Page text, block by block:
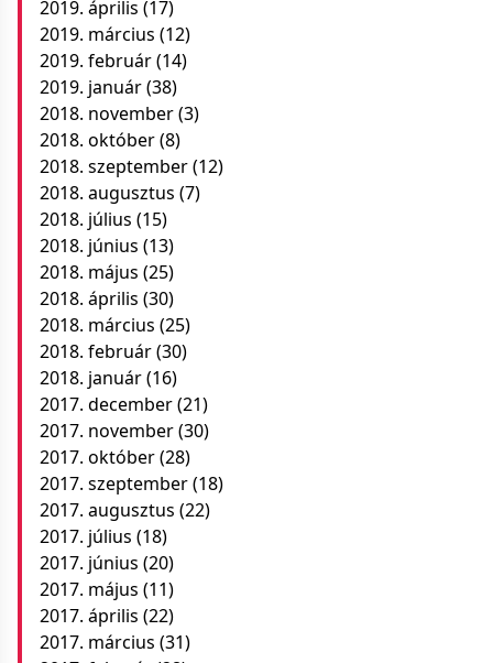
2019. április (17)
2019. március (12)
2019. február(14)
2019. január(38)
2018. november(3)
2018. október(8)
2018. szeptember(12)
2018. augusztus (7)
2018. július (15)
2018. június (13)
2018. május (25)
2018. április (30)
2018. március (25)
2018. február(30)
2018. január(16)
2017. december(21)
2017. november(30)
2017. október(28)
2017. szeptember(18)
2017. augusztus (22)
2017. július (18)
2017. június (20)
2017. május (11)
2017. április (22)
2017. március (31)